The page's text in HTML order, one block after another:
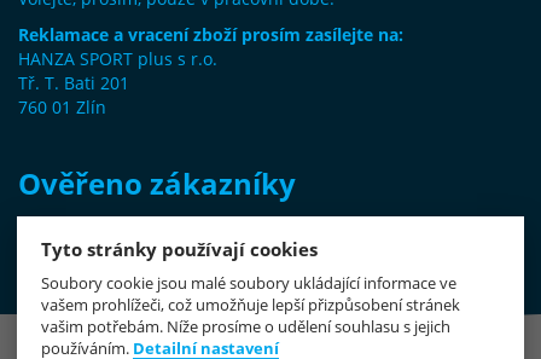
Reklamace a vracení zboží prosím zasílejte na:
HANZA SPORT plus s r.o.
Tř. T. Bati 201
760 01 Zlín
Ověřeno zákazníky
Vaše recenze na Heureka.cz
Tyto stránky používají cookies
Soubory cookie jsou malé soubory ukládající informace ve
vašem prohlížeči, což umožňuje lepší přizpůsobení stránek
vašim potřebám. Níže prosíme o udělení souhlasu s jejich
používáním. Detailní nastavení